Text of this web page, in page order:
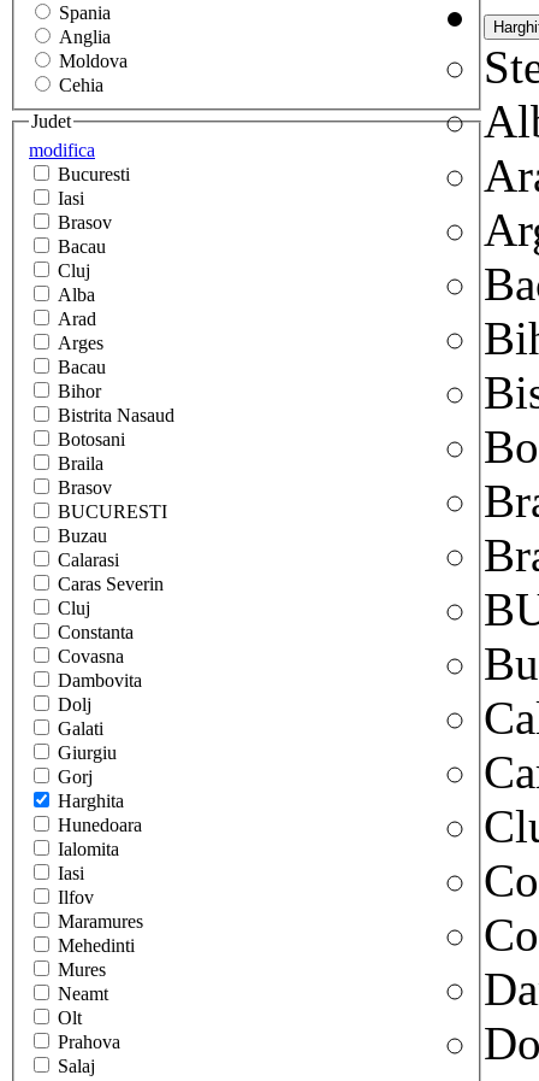
Spania
Anglia
Moldova
Cehia
modifica
Judet
Bucuresti
Iasi
Brasov
Bacau
Cluj
Alba
Arad
Arges
Bacau
Bihor
Bistrita Nasaud
Botosani
Braila
Brasov
BUCURESTI
Buzau
Calarasi
Caras Severin
Cluj
Constanta
Covasna
Dambovita
Dolj
Galati
Giurgiu
Gorj
Harghita
Hunedoara
Ialomita
Iasi
Ilfov
Maramures
Mehedinti
Mures
Neamt
Olt
Prahova
Salaj